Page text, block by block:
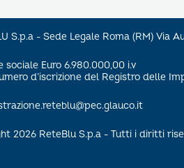
S.p.a - Sede Legale Roma (RM) Via
sociale Euro 6.980.000,00 i.v
d’iscrizione del Registro delle
2026 ReteBlu S.p.a - Tutti i diritti